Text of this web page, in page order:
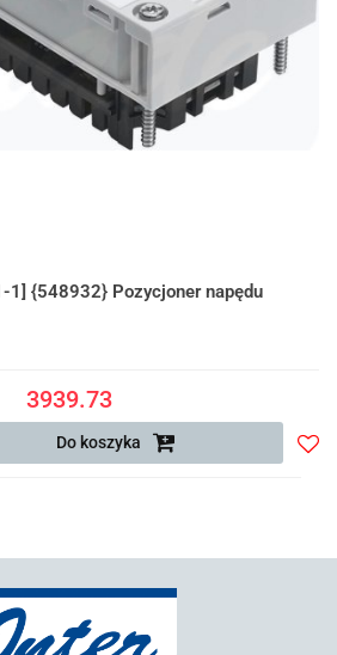
1] {548932} Pozycjoner napędu
3939.73
Do koszyka